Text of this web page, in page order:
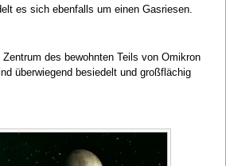
es sich ebenfalls um einen Gasriesen.
des bewohnten Teils von Omikron
überwiegend besiedelt und großflächig